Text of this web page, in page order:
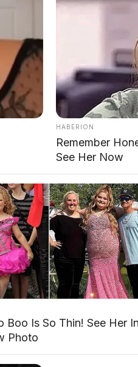
VW
profitabilitas pabrik.
di tangan perusahaan.
pabrik-pabrik Jerman.
HABERION
Remember
See Her Now
Boo Is So Thin! See Her In
Photo